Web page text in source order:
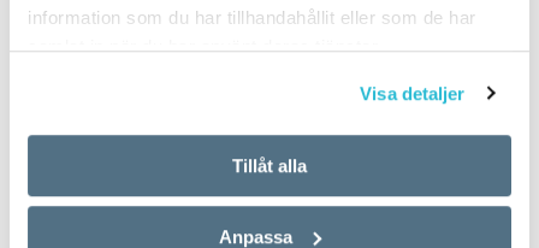
information som du har tillhandahållit eller som de har
samlat in när du har använt deras tjänster.
Visa detaljer
Tillåt alla
Anpassa
TEXT:ANDERS SVENSSON
PUBLICERAD 2018-06-14
Flickor
Ellen